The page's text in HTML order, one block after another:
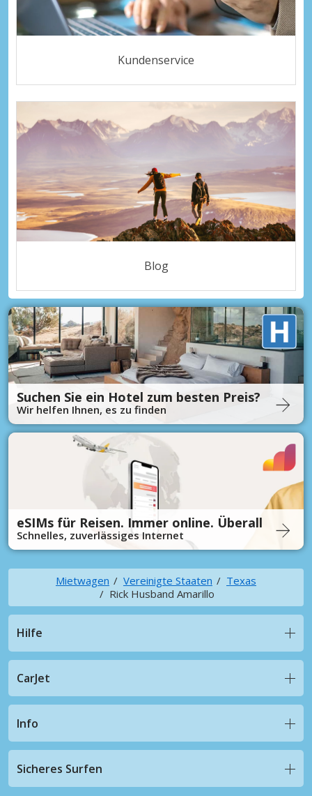
Kundenservice
Blog
Suchen Sie ein Hotel zum besten Preis?
Wir helfen Ihnen, es zu finden
eSIMs für Reisen. Immer online. Überall
Schnelles, zuverlässiges Internet
Mietwagen Vereinigte Staaten
Texas
Rick Husband Amarillo
Hilfe
CarJet
Info
Sicheres Surfen